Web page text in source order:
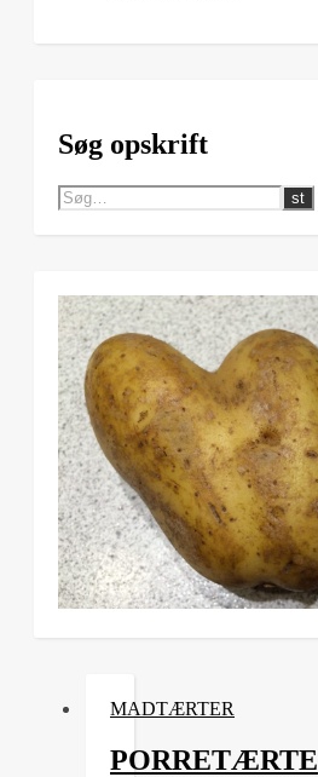
Søg opskrift
MADTÆRTER
PORRETÆRTE